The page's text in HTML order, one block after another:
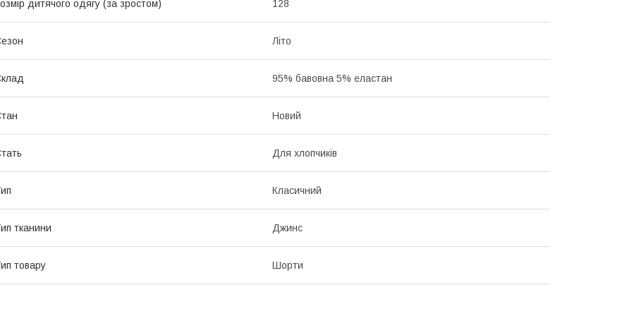
дитячого одягу (за зростом) 128
Літо
95% бавовна 5% еластан
Новий
Для хлопчиків
Класичний
тканини Джинс
товару Шорти